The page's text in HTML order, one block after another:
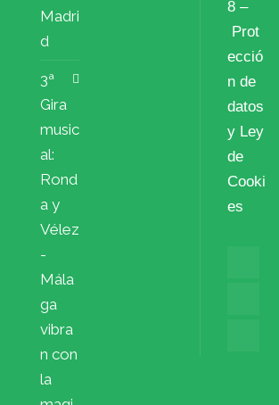
Madri
d
3ª
Gira
music
al:
Rond
a y
Vélez
-
Mála
ga
vibra
n con
la
8 –
Prot
ecció
n de
datos
y Ley
de
Cooki
es